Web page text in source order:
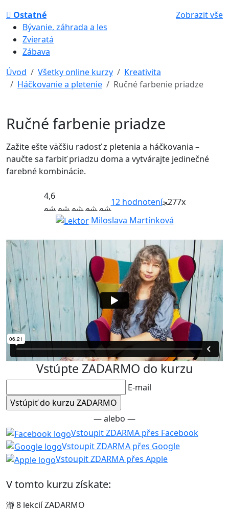
Ostatné
Zobrazit vše
Bývanie, záhrada a les
Zvieratá
Zábava
Úvod
Všetky online kurzy
Kreativita
Háčkovanie a pletenie
Ručné farbenie priadze
Ručné farbenie priadze
Zažite ešte väčšiu radosť z pletenia a háčkovania –
naučte sa farbiť priadzu doma a vytvárajte jedinečné
farebné kombinácie.
4,6
12hodnotení 277x
Miloslava Martínková
Vstúpte ZADARMO do kurzu
E-mail
— alebo —
Vstoupit ZDARMA přes Facebook
Vstoupit ZDARMA přes Google
Vstoupit ZDARMA přes Apple
V tomto kurzu získate:
8 lekcií ZADARMO